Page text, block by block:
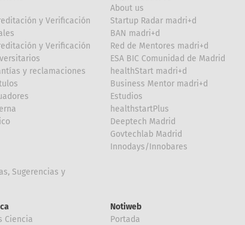
y Verificación
y Verificación
y reclamaciones
Sugerencias y
About us
Startup Radar madri+d
BAN madri+d
Red de Mentores madri+d
ESA BIC Comunidad de Madrid
healthStart madri+d
Business Mentor madri+d
Estudios
healthstartPlus
Deeptech Madrid
Govtechlab Madrid
Innodays/Innobares
Ciencia
Notiweb
Portada